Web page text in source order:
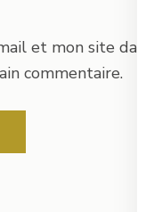
et mon site dans
commentaire.